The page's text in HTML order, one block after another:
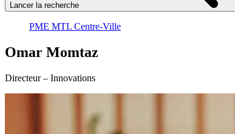
Lancer la recherche
PME MTL Centre-Ville
Omar Momtaz
Directeur – Innovations